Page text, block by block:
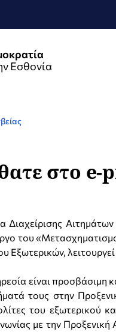
Εσθονία
στο e-
Διαχείρισης
του
Εξωτερικών,
είναι προσβάσιμη
τους στην
του εξωτερικού
με την